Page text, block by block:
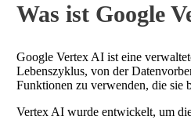
Was ist Google
Google Vertex AI ist eine
Lebenszyklus, von der
Funktionen zu verwenden, die sie
Vertex AI wurde entwickelt, um